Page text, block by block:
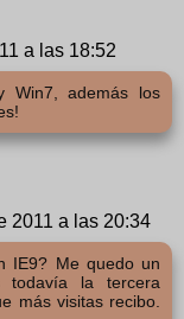
a las 18:52
Win7, además los
2011 a las 20:34
IE9? Me quedo un
la tercera
más visitas recibo.